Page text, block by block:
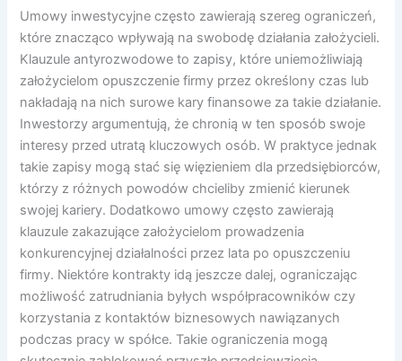
Umowy inwestycyjne często zawierają szereg ograniczeń,
które znacząco wpływają na swobodę działania założycieli.
Klauzule antyrozwodowe to zapisy, które uniemożliwiają
założycielom opuszczenie firmy przez określony czas lub
nakładają na nich surowe kary finansowe za takie działanie.
Inwestorzy argumentują, że chronią w ten sposób swoje
interesy przed utratą kluczowych osób. W praktyce jednak
takie zapisy mogą stać się więzieniem dla przedsiębiorców,
którzy z różnych powodów chcieliby zmienić kierunek
swojej kariery. Dodatkowo umowy często zawierają
klauzule zakazujące założycielom prowadzenia
konkurencyjnej działalności przez lata po opuszczeniu
firmy. Niektóre kontrakty idą jeszcze dalej, ograniczając
możliwość zatrudniania byłych współpracowników czy
korzystania z kontaktów biznesowych nawiązanych
podczas pracy w spółce. Takie ograniczenia mogą